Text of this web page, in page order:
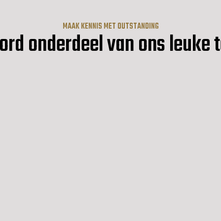
MAAK KENNIS MET OUTSTANDING
onderdeel van ons leuke